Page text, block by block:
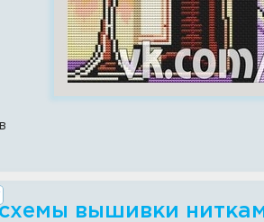
вышивки